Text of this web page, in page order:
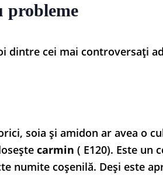
dintre cei mai controversați
soia și amidon ar avea o
carmin ( E120). Este
numite coșenilă. Deși este